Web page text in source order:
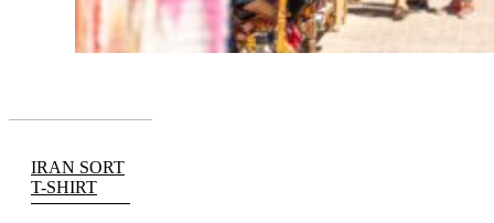
IRAN SORT
T-SHIRT